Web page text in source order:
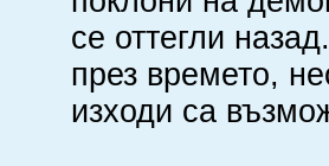
се оттегли
през времето,
изходи са